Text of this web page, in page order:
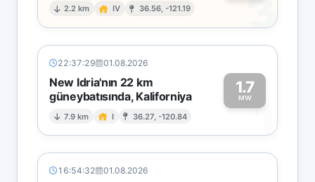
2.2 km IV 36.56, -121.19 3
22:37:29 01.08.2026
New Idria'nın 22 km
güneybatısında, Kaliforniya
7.9 km I 36.27, -120.84
1.7
MW1
16:54:32 01.08.2026